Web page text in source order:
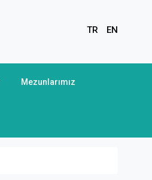
TR EN
Mezunlarımız